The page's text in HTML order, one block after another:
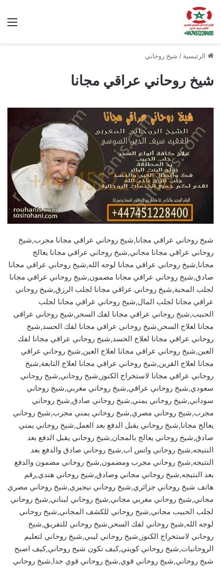
الرئيسية / شيخ روحاني
شيخ روحاني عراقي مجانا
شيخ روحاني عراقي مجانا,شيخ روحاني عراقي مجانا مجرب,شيخ
روحاني عراقي مجانا مجاني,شيخ روحاني عراقي مجانا يعالج
مجانا,شيخ روحاني عراقي مجانا لوجه الله,شيخ روحاني عراقي مجانا
صادق,شيخ روحاني عراقي مجانا مضمون,شيخ روحاني عراقي مجانا
لجلب المحبة,شيخ روحاني عراقي مجانا لجلب الرزق,شيخ روحاني
عراقي مجانا لجلب المال,شيخ روحاني عراقي مجانا لجلب
الحبيب,شيخ روحاني عراقي مجانا لفك السحر,شيخ روحاني عراقي
مجانا لعلاج السحر,شيخ روحاني عراقي مجانا لفك الحسد,شيخ
روحاني عراقي مجانا لعلاج الحسد,شيخ روحاني عراقي مجانا لفك
العين,شيخ روحاني عراقي مجانا لعلاج العين,شيخ روحاني عراقي
مجانا لعلاج القرين,شيخ روحاني عراقي مجانا لعلاج التابعة,شيخ
روحاني عراقي مجانا لاستخراج الكنوز,شيخ روحاني,شيخ روحاني
سعودي,شيخ روحاني عراقي,شيخ روحاني مغربي,شيخ روحاني
سوداني,شيخ روحاني يمني,شيخ روحاني صادق,شيخ روحاني
مجرب,شيخ روحاني مصري,شيخ روحاني يمني مجرب,شيخ روحاني
يعالج مجانا,شيخ روحاني يقبل الدفع بعد العمل,شيخ روحاني يمني
صادق,شيخ روحاني يعالج بالمجان,شيخ روحاني يقبل الدفع بعد
النتيجه,شيخ روحاني واتس اب,شيخ روحاني صادق والدفع بعد
النتيجه,شيخ روحاني مجرب ومضمون,شيخ روحاني مضمون والدفع
بعد النتيجه,شيخ روحاني مجاني وصادق,شيخ روحاني هندي,رقم
هاتف شيخ روحاني جزائري,شيخ روحاني نيجيري,شيخ روحاني مصري
مجاني,شيخ روحاني مغربي مجاني,شيخ روحاني لبناني,شيخ روحاني
لجلب الحبيب مجاني,شيخ روحاني للكشف المجاني,شيخ روحاني
لوجه الله,شيخ روحاني لفك السحر,شيخ روحاني للتفريق,شيخ
روحاني لاستخراج الكنوز,شيخ روحاني ليبي,شيخ روحاني لتعليم
الروحانيات,شيخ روحاني كويتي,كيف تكون شيخ روحاني,كيف اصبح
شيخ روحاني,شيخ روحاني قوي,شيخ روحاني قوي جدا,شيخ روحاني